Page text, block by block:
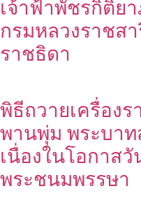
เจ้าฟ้าพัชรกิติย
กรมหลวงราชส
ราชธิดา
พิธีถวายเครื่อง
พานพุ่ม พระบาท
เนื่องในโอกาสวั
พระชนมพรรษา